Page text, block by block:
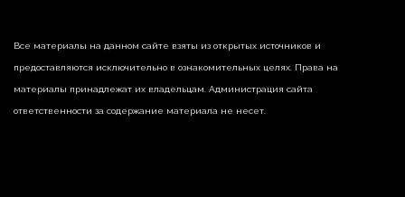
Все материалы на данном сайте взяты из открытых источников и
предоставляются исключительно в ознакомительных целях. Права на
материалы принадлежат их владельцам. Администрация сайта
ответственности за содержание материала не несет.